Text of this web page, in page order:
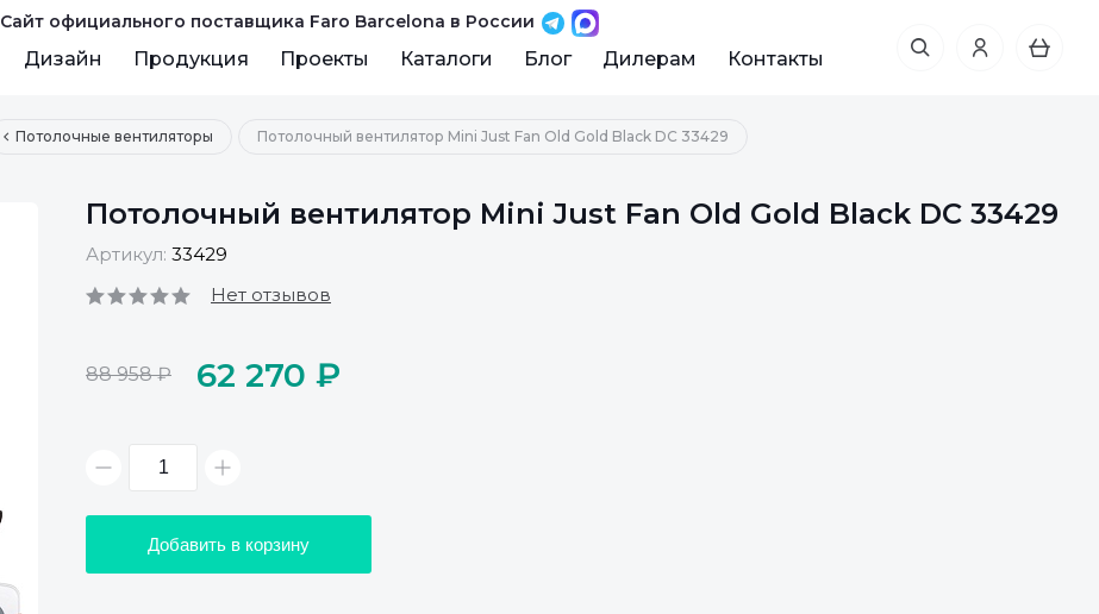
Сайт официального поставщика Faro Barcelona в России
Дизайн Продукция Проекты Каталоги Блог Дилерам Контакты
Потолочные вентиляторы Потолочный вентилятор Mini Just Fan Old Gold Black DC 33429
Потолочный вентилятор Mini Just Fan Old Gold Black DC 33429
Артикул: 33429
Нет отзывов
88 958 ₽ 62 270 ₽
Добавить в корзину